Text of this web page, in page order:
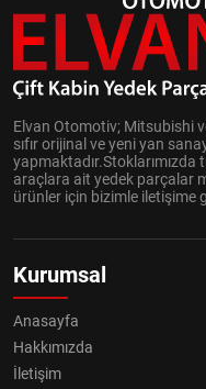
Elvan Otomotiv; Mitsubishi
sıfır orijinal ve yeni yan
araçlara ait yedek parçalar
ürünler için bizimle iletişime
Kurumsal
Anasayfa
Hakkımızda
İletişim